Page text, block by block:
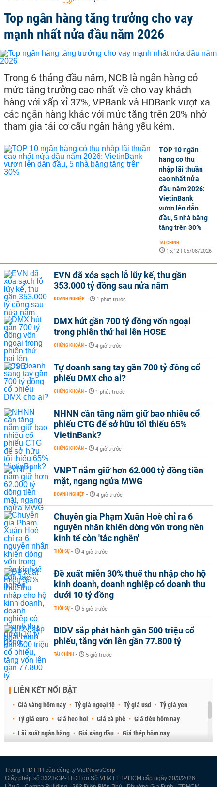
Top ngân hàng tăng trưởng cho vay
mạnh nhất nửa đầu năm 2026
Trong 6 tháng đầu năm, NCB là ngân hàng có
mức tăng trưởng cao nhất về cho vay khách
hàng với xấp xỉ 37%, VPBank và HDBank vượt xa
các ngân hàng khác với mức tăng trên 20% nhờ
tham gia tái cơ cấu ngân hàng yếu kém.
TOP 10 ngân
hàng có thu
nhập lãi thuần
cao nhất nửa
đầu năm 2026:
VietinBank
vươn lên dẫn
đầu, 5 nhà băng
tăng trên 30%
TÀI CHÍNH -
15:12 | 05/08/2026
EVN đã xóa sạch lỗ lũy kế, thu gần
353.000 tỷ đồng sau nửa năm
DOANH NGHIỆP - 1 phút trước
DMX hút gần 700 tỷ đồng vốn ngoại
trong phiên thứ hai lên HOSE
CHỨNG KHOÁN - 4 giờ trước
Tự doanh sang tay gần 700 tỷ đồng cổ
phiếu DMX cho ai?
CHỨNG KHOÁN - 1 phút trước
NHNN cần tăng nắm giữ bao nhiêu cổ
phiếu CTG để sở hữu tối thiểu 65%
VietinBank?
CHỨNG KHOÁN - 4 giờ trước
VNPT nắm giữ hơn 62.000 tỷ đồng tiền
mặt, ngang ngửa MWG
DOANH NGHIỆP - 4 giờ trước
Chuyên gia Phạm Xuân Hoè chỉ ra 6
nguyên nhân khiến dòng vốn trong nền
kinh tế còn 'tắc nghẽn'
THỜI SỰ - 4 giờ trước
Đề xuất miễn 30% thuế thu nhập cho hộ
kinh doanh, doanh nghiệp có doanh thu
dưới 10 tỷ đồng
THỜI SỰ - 5 giờ trước
BIDV sắp phát hành gần 500 triệu cổ
phiếu, tăng vốn lên gần 77.800 tỷ
TÀI CHÍNH - 5 giờ trước
LIÊN KẾT NỔI BẬT
Giá vàng hôm nay Tỷ giá ngoại tệ Tỷ giá usd
Tỷ giá yen
Tỷ giá euro
Giá heo hơi Giá cà phê
Giá tiêu hôm nay
Lãi suất ngân hàng
Giá xăng dầu
Giá thép hôm nay
Trang TTĐTTH của công ty VietNewsCorp
Giấy phép số 3323/GP-TTĐT do Sở VH&TT TP.HCM cấp ngày 20/3/2026